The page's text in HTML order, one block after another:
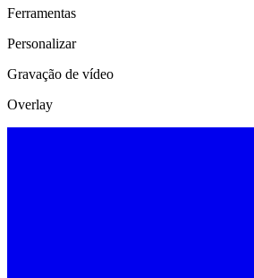
Ferramentas
Personalizar
Gravação de vídeo
Overlay